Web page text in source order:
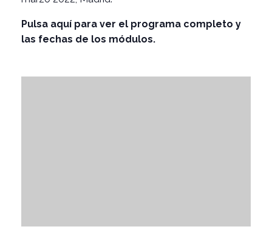
Pulsa aquí para ver el programa completo y
las fechas de los módulos.